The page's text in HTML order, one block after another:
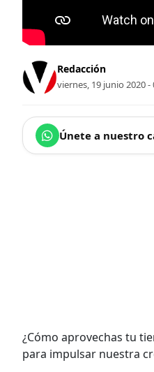
Redacción
viernes, 19 junio 2020 -
Únete a nuestro
¿Cómo aprovechas tu
para impulsar nuestra